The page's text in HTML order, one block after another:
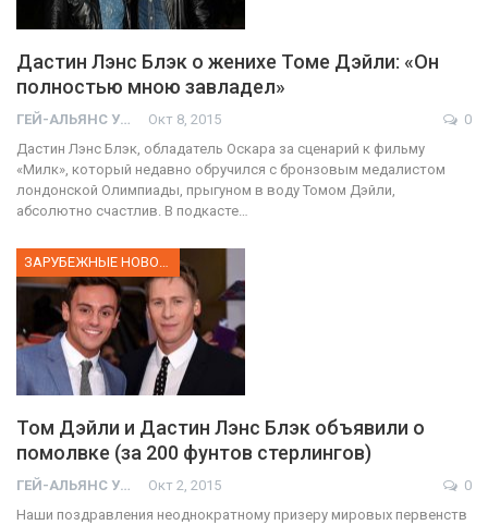
Дастин Лэнс Блэк о женихе Томе Дэйли: «Он
полностью мною завладел»
ГЕЙ-АЛЬЯНС УКРАИНА Окт 8, 2015
0
Дастин Лэнс Блэк, обладатель Оскара за сценарий к фильму
«Милк», который недавно обручился с бронзовым медалистом
лондонской Олимпиады, прыгуном в воду Томом Дэйли,
абсолютно счастлив. В подкасте…
ЗАРУБЕЖНЫЕ НОВОСТИ
Том Дэйли и Дастин Лэнс Блэк объявили о
помолвке (за 200 фунтов стерлингов)
ГЕЙ-АЛЬЯНС УКРАИНА Окт 2, 2015
0
Наши поздравления неоднократному призеру мировых первенств